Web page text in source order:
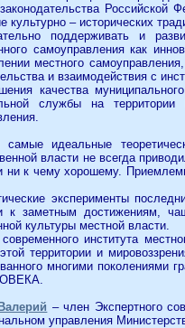
культурно – исторических
поддерживать и
самоуправления как
местного
и взаимодействия с
качества
службы на территории
идеальные
власти не всегда
ни к чему хорошему.
эксперименты
к заметным достижениям,
культуры местной власти.
института
территории и
многими поколениями
– член Экспертного
управления